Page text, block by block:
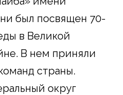
был посвящен 70-
в Великой
В нем приняли
страны.
округ